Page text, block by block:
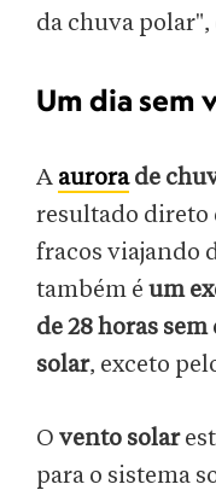
da chuva
Um dia sem
A aurorade
resultado direto
fracos viajando
também é um
de 28 horas
solar, exceto
O vento solar
para o sistema